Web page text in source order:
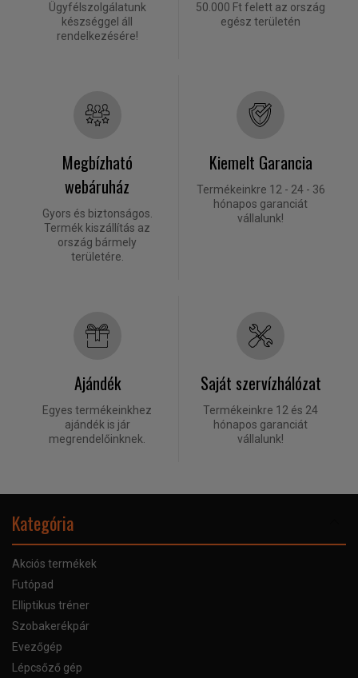
Ügyfélszolgálatunk
készséggel áll
rendelkezésére!
50.000 Ft felett az ország
egész területén
Megbízható
webáruház
Gyors és biztonságos.
Termék kiszállítás az
ország bármely
területére.
Kiemelt Garancia
Termékeinkre 12 - 24 - 36
hónapos garanciát
vállalunk!
Ajándék
Egyes termékeinkhez
ajándék is jár
megrendelőinknek.
Saját szervízhálózat
Termékeinkre 12 és 24
hónapos garanciát
vállalunk!
Kategória
Akciós termékek
Futópad
Elliptikus tréner
Szobakerékpár
Evezőgép
Lépcsőző gép